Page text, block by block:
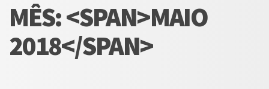
MÊS: <SPAN>MAIO
2018</SPAN>